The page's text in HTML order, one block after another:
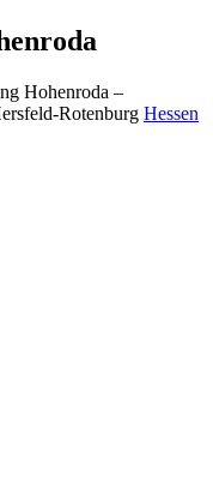
Hohenroda –
Rotenburg Hessen